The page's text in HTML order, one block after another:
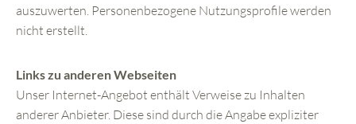
auszuwerten. Personenbezogene Nutzungsprofile werden
nicht erstellt.
Links zu anderen Webseiten
Unser Internet-Angebot enthält Verweise zu Inhalten
anderer Anbieter. Diese sind durch die Angabe expliziter